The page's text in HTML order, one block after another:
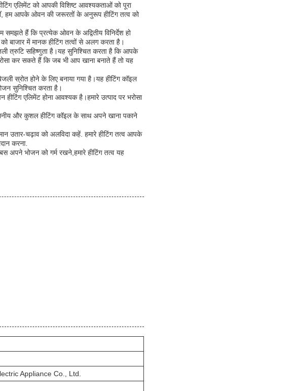
एलिमेंट को आपकी विशिष्ट आवश्यकताओं को पूरा
हम आपके ओवन की जरूरतों के अनुरूप हीटिंग तत्व को
समझते हैं कि प्रत्येक ओवन के अद्वितीय विनिर्देश हो
बाजार में मानक हीटिंग तत्वों से अलग करता है।
त्रुटि सहिष्णुता है।यह सुनिश्चित करता है कि आपके
कर सकते हैं कि जब भी आप खाना बनाते हैं तो यह
स्रोत होने के लिए बनाया गया है।यह हीटिंग कॉइल
सुनिश्चित करता है।
एलिमेंट होना आवश्यक है।हमारे उत्पाद पर भरोसा
और कुशल हीटिंग कॉइल के साथ अपने खाना पकाने
उतार-चढ़ाव को अलविदा कहें. हमारे हीटिंग तत्व आपके
करना.
अपने भोजन को गर्म रखने,हमारे हीटिंग तत्व यह
Appliance Co., Ltd.